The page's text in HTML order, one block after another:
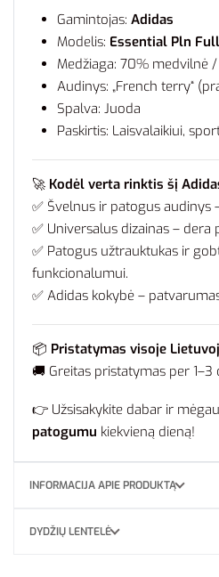
Gamintojas:Adidas
Modelis: Essential Pln
Medžiaga: 70% medvilnė
Audinys: „French terry“
Spalva: Juoda
Paskirtis: Laisvalaikiui,
🚀 Kodėl verta rinktis šį
✅ Švelnus ir patogus audinys
✅ Universalus dizainas – dera
✅ Patogus užtrauktukas ir
funkcionalumui.
✅ Adidas kokybė –
📦 Pristatymas visoje
🚚 Greitas pristatymas per 1–3
👉 Užsisakykite dabar ir
patogumu kiekvieną dieną!
INFORMACIJA APIE PRODUKTĄ
DYDŽIŲ LENTELĖ